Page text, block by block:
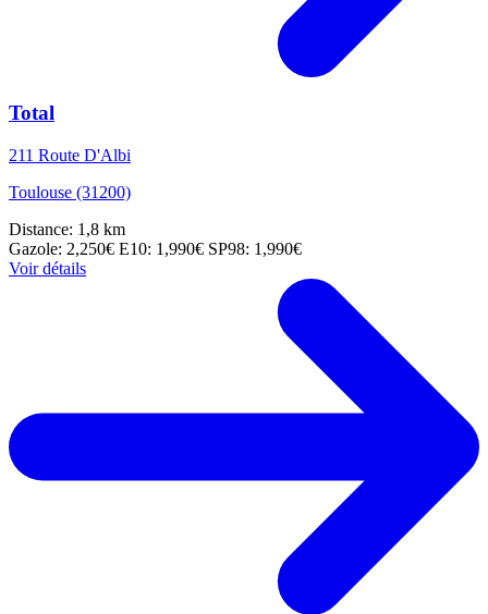
Total
211 Route D'Albi
Toulouse (31200)
Distance: 1,8 km
Gazole: 2,250€ E10: 1,990€ SP98: 1,990€
Voir détails